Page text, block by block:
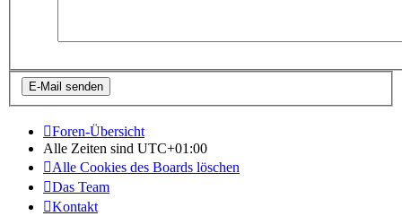
Foren-Übersicht
Alle Zeiten sind UTC+01:00
Alle Cookies des Boards löschen
Das Team
Kontakt